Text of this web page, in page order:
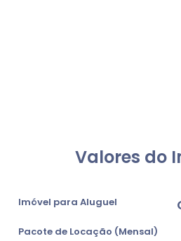
Valores do
Imóvel para Aluguel
Pacote de Locação (Mensal)